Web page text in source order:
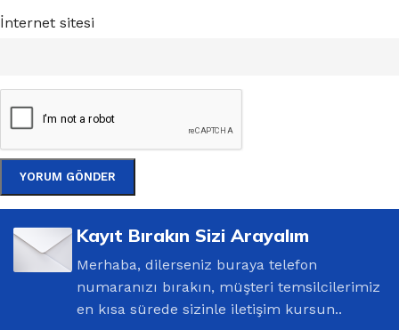
İnternet sitesi
Kayıt Bırakın Sizi Arayalım
Merhaba, dilerseniz buraya telefon
numaranızı bırakın, müşteri temsilcilerimiz
en kısa sürede sizinle iletişim kursun..